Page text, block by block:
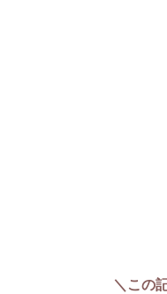
＼この